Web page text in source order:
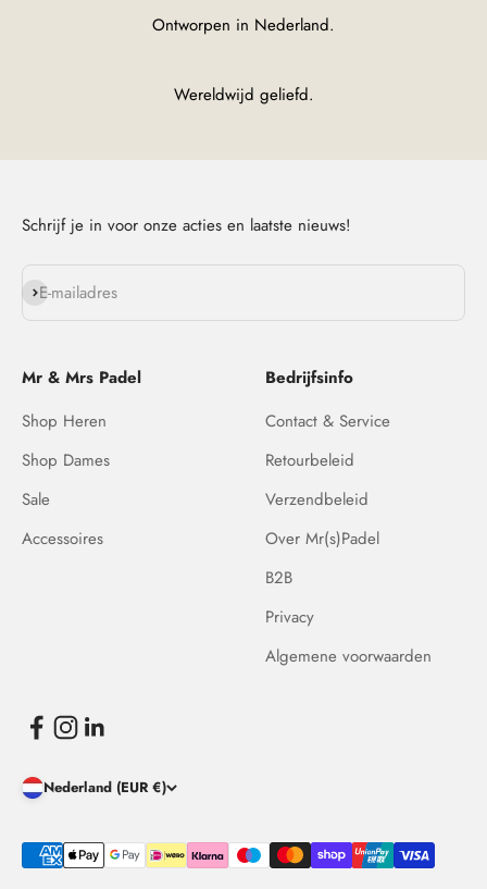
Ontworpen in Nederland.
Wereldwijd geliefd.
Schrijf je in voor onze acties en laatste nieuws!
E-mailadres
Abonneren
Mr & Mrs Padel
Shop Heren
Shop Dames
Sale
Accessoires
Bedrijfsinfo
Contact & Service
Retourbeleid
Verzendbeleid
Over Mr(s)Padel
B2B
Privacy
Algemene voorwaarden
Nederland (EUR €)